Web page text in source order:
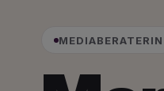
MEDIABERATERIN